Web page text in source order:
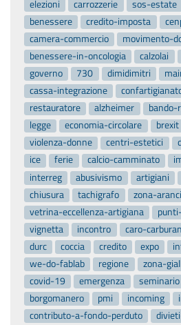
elezioni carrozzerie sos-estate
benessere
credito-imposta
camera-commercio
movimento-
benessere-in-oncologia
calzolai
governo
730 dimidimitri
cassa-integrazione
restauratore
alzheimer bando-
legge
economia-circolare brexit
violenza-donne
centri-estetici
ice
ferie calcio-camminato
interreg
abusivismo artigiani
chiusura
tachigrafo
zona-
vetrina-eccellenza-artigiana
vignetta
incontro caro-
durc
coccia credito expo
we-do-fablab
regione zona-
covid-19
emergenza seminario
borgomanero
pmi incoming
contributo-a-fondo-perduto